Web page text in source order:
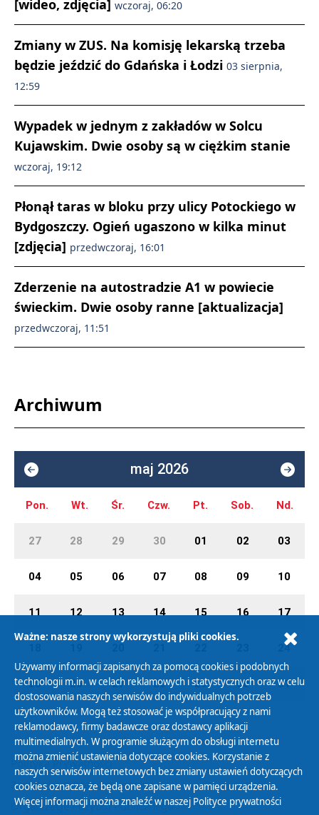
[wideo, zdjęcia] wczoraj, 06:20
Zmiany w ZUS. Na komisję lekarską trzeba
będzie jeździć do Gdańska i Łodzi 03 sierpnia,
12:59
Wypadek w jednym z zakładów w Solcu
Kujawskim. Dwie osoby są w ciężkim stanie
wczoraj, 19:12
Płonął taras w bloku przy ulicy Potockiego w
Bydgoszczy. Ogień ugaszono w kilka minut
[zdjęcia] przedwczoraj, 16:01
Zderzenie na autostradzie A1 w powiecie
świeckim. Dwie osoby ranne [aktualizacja]
przedwczoraj, 11:51
Archiwum
maj 2026
Pon. Wt. Śr. Czw. Pt. Sob. Nd.
27 28 29 30 01 02 03
04 05 06 07 08 09 10
11 12 13 14 15 16 17
24
25 26 27 28 29 30 31
Polityka Prywatności
Zasady korzystania z Serwisu
Organizacje Pożytku Publicznego
Ważne: nasze strony wykorzystują pliki cookies.
Używamy informacji zapisanych za pomocą cookies i podobnych
technologii m.in. w celach reklamowych i statystycznych oraz w celu
dostosowania naszych serwisów do indywidualnych potrzeb
użytkowników. Mogą też stosować je współpracujący z nami
reklamodawcy, firmy badawcze oraz dostawcy aplikacji
multimedialnych. W programie służącym do obsługi internetu
można zmienić ustawienia dotyczące cookies. Korzystanie z
naszych serwisów internetowych bez zmiany ustawień dotyczących
cookies oznacza, że będą one zapisane w pamięci urządzenia.
Więcej informacji można znaleźć w naszej Polityce prywatności